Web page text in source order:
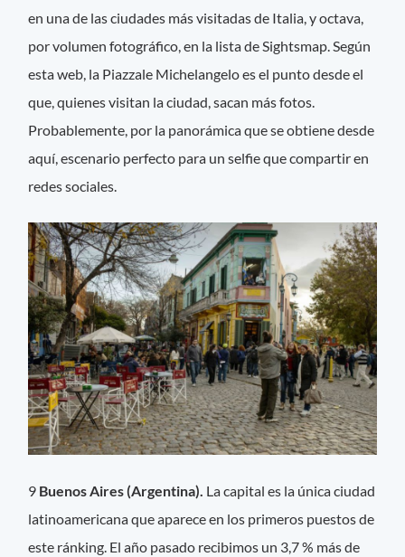
en una de las ciudades más visitadas de Italia, y octava,
por volumen fotográfico, en la lista de Sightsmap. Según
esta web, la Piazzale Michelangelo es el punto desde el
que, quienes visitan la ciudad, sacan más fotos.
Probablemente, por la panorámica que se obtiene desde
aquí, escenario perfecto para un selfie que compartir en
redes sociales.
9 Buenos Aires (Argentina). La capital es la única ciudad
latinoamericana que aparece en los primeros puestos de
este ránking. El año pasado recibimos un 3,7 % más de